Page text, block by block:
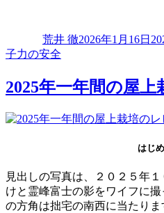
者
荒井 徹日:
2026年1月16日
子力の安全
2025年一年間の屋
はじ
見出しの写真は、２０２５年
けと霊峰富士の影をワイフに
の方角は拙宅の南西に当たりま